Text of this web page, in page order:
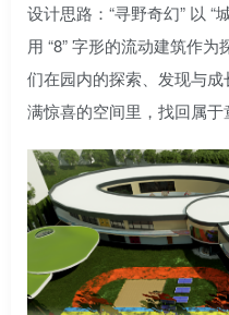
设计思路：“寻野奇幻” 以 “
用 “8” 字形的流动建筑作
们在园内的探索、发现与
满惊喜的空间里，找回属于